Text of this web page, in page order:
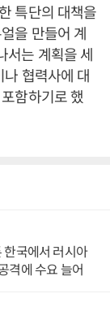
특단의 대책을
을 만들어 계
서는 계획을 세
협력사에 대
함하기로 했
국에서 러시아
격에 수요 늘어